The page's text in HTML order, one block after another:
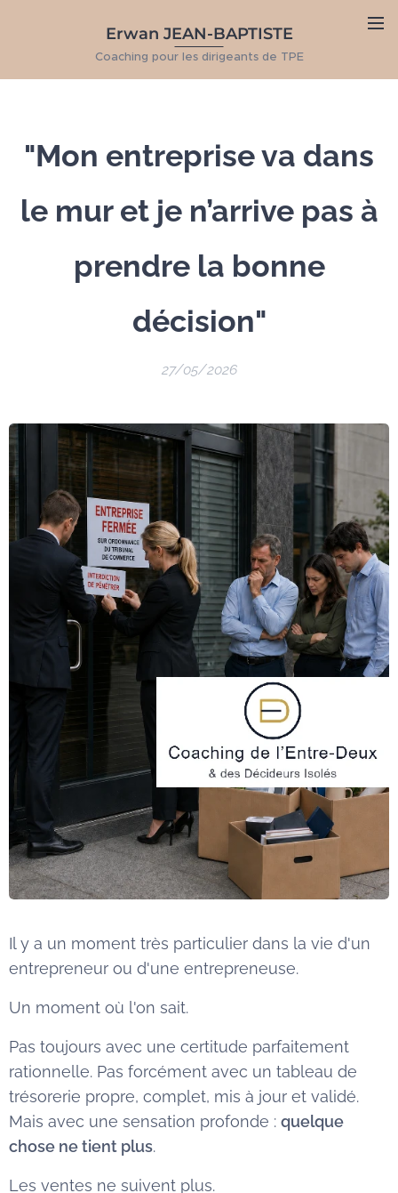
Erwan JEAN-BAPTISTE
Coaching pour les dirigeants de TPE
"Mon entreprise va dans
le mur et je n’arrive pas à
prendre la bonne
décision"
27/05/2026
Il y a un moment très particulier dans la vie d'un
entrepreneur ou d'une entrepreneuse.
Un moment où l'on sait.
Pas toujours avec une certitude parfaitement
rationnelle. Pas forcément avec un tableau de
trésorerie propre, complet, mis à jour et validé.
Mais avec une sensation profonde : quelque
chose ne tient plus.
Les ventes ne suivent plus.